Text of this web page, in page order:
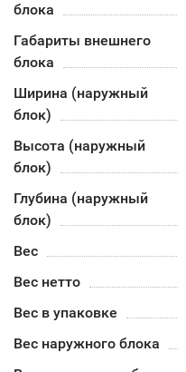
блока
Габариты внешнего
блока
Ширина (наружный
блок)
Высота (наружный
блок)
Глубина (наружный
блок)
Вес
Вес нетто
Вес в упаковке
Вес наружного блока